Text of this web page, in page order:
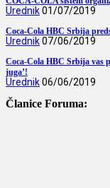
Urednik01/07/2019
Coca-Cola HBC Srbija
Urednik07/06/2019
Coca-Cola HBC Srbija vas
juga’!
Urednik06/06/2019
Članice Foruma: